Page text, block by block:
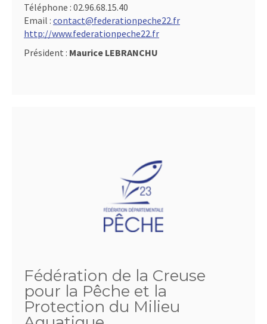
Téléphone : 02.96.68.15.40
Email : contact@federationpeche22.fr
http://www.federationpeche22.fr
Président : Maurice LEBRANCHU
Fédération de la Creuse
pour la Pêche et la
Protection du Milieu